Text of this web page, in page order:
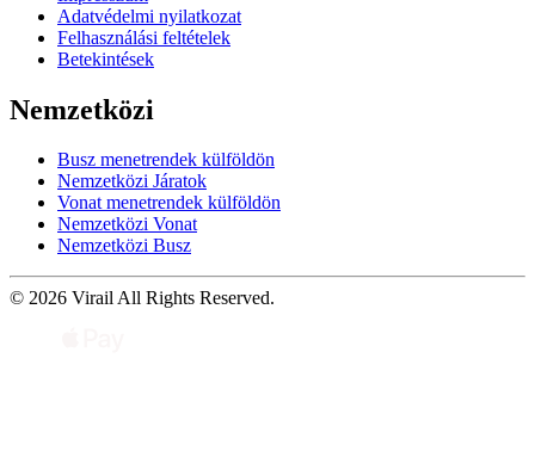
Adatvédelmi nyilatkozat
Felhasználási feltételek
Betekintések
Nemzetközi
Busz menetrendek külföldön
Nemzetközi Járatok
Vonat menetrendek külföldön
Nemzetközi Vonat
Nemzetközi Busz
© 2026 Virail All Rights Reserved.